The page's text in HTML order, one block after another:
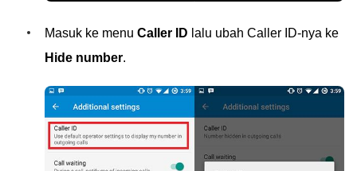
Masuk ke menu Caller ID lalu ubah Caller ID-nya ke
Hide number.